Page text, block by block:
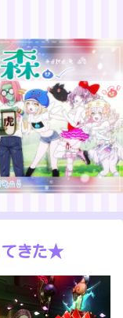
てきた★